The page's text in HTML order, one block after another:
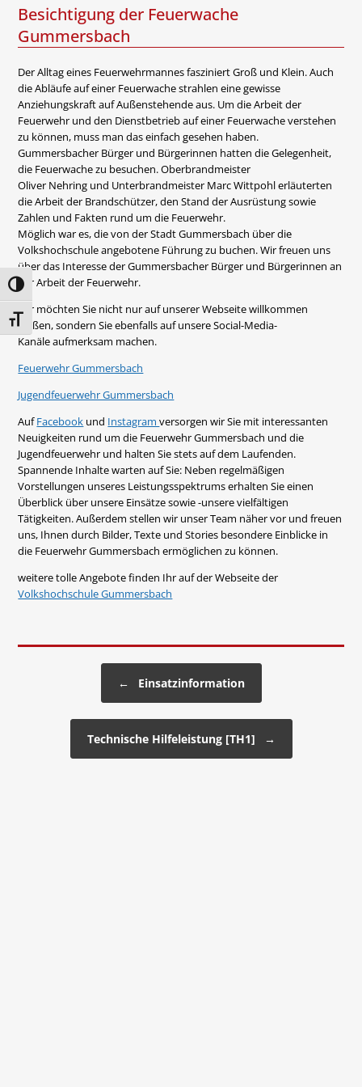
Umschalten auf hohe Kontraste
Schrift vergrößern
Besichtigung der Feuerwache
Gummersbach
Der Alltag eines Feuerwehrmannes fasziniert Groß und Klein. Auch
die Abläufe auf einer Feuerwache strahlen eine gewisse
Anziehungskraft auf Außenstehende aus. Um die Arbeit der
Feuerwehr und den Dienstbetrieb auf einer Feuerwache verstehen
zu können, muss man das einfach gesehen haben.
Gummersbacher Bürger und Bürgerinnen hatten die Gelegenheit,
die Feuerwache zu besuchen. Oberbrandmeister
Oliver Nehring und Unterbrandmeister Marc Wittpohl erläuterten
die Arbeit der Brandschützer, den Stand der Ausrüstung sowie
Zahlen und Fakten rund um die Feuerwehr.
Möglich war es, die von der Stadt Gummersbach über die
Volkshochschule angebotene Führung zu buchen. Wir freuen uns
über das Interesse der Gummersbacher Bürger und Bürgerinnen an
der Arbeit der Feuerwehr.
Wir möchten Sie nicht nur auf unserer Webseite willkommen
heißen, sondern Sie ebenfalls auf unsere Social-Media-
Kanäle aufmerksam machen.
Feuerwehr Gummersbach
Jugendfeuerwehr Gummersbach
AufFacebook und Instagramversorgen wir Sie mit interessanten
Neuigkeiten rund um die Feuerwehr Gummersbach und die
Jugendfeuerwehr und halten Sie stets auf dem Laufenden.
Spannende Inhalte warten auf Sie: Neben regelmäßigen
Vorstellungen unseres Leistungsspektrums erhalten Sie einen
Überblick über unsere Einsätze sowie -unsere vielfältigen
Tätigkeiten. Außerdem stellen wir unser Team näher vor und freuen
uns, Ihnen durch Bilder, Texte und Stories besondere Einblicke in
die Feuerwehr Gummersbach ermöglichen zu können.
weitere tolle Angebote finden Ihr auf der Webseite der
Volkshochschule Gummersbach
← Einsatzinformation
Technische Hilfeleistung [TH1] →